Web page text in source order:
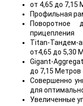
от 4,65 до 7,15
Профильная
прицепления
Titan-Тандем-
от4,65 до 5,30
Gigant-
до 7,15 Метров
Совершенно
для
Увеличенные